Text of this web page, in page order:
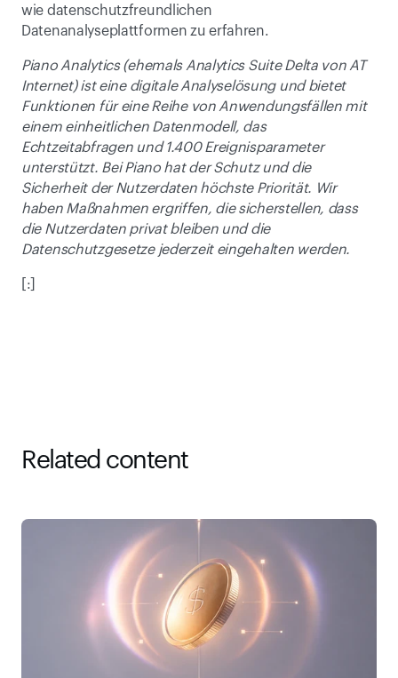
wie datenschutzfreundlichen
Datenanalyseplattformen zu erfahren.
Piano Analytics (ehemals Analytics Suite Delta von AT
Internet) ist eine digitale Analyselösung und bietet
Funktionen für eine Reihe von Anwendungsfällen mit
einem einheitlichen Datenmodell, das
Echtzeitabfragen und 1.400 Ereignisparameter
unterstützt. Bei Piano hat der Schutz und die
Sicherheit der Nutzerdaten höchste Priorität. Wir
haben Maßnahmen ergriffen, die sicherstellen, dass
die Nutzerdaten privat bleiben und die
Datenschutzgesetze jederzeit eingehalten werden.
[:]
Related content